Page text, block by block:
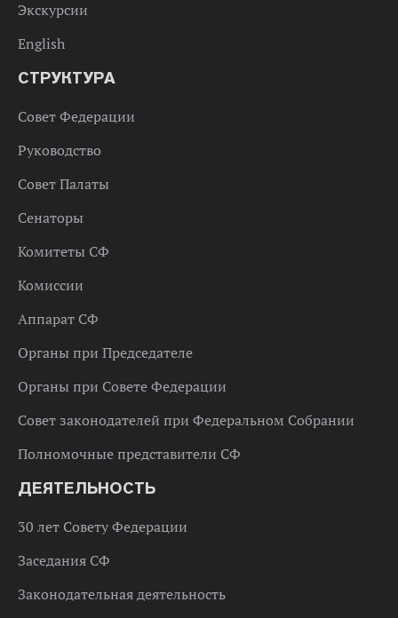
Экскурсии
English
СТРУКТУРА
Совет Федерации
Руководство
Совет Палаты
Сенаторы
Комитеты СФ
Комиссии
Аппарат СФ
Органы при Председателе
Органы при Совете Федерации
Совет законодателей при Федеральном Собрании
Полномочные представители СФ
ДЕЯТЕЛЬНОСТЬ
30 лет Совету Федерации
Заседания СФ
Законодательная деятельность